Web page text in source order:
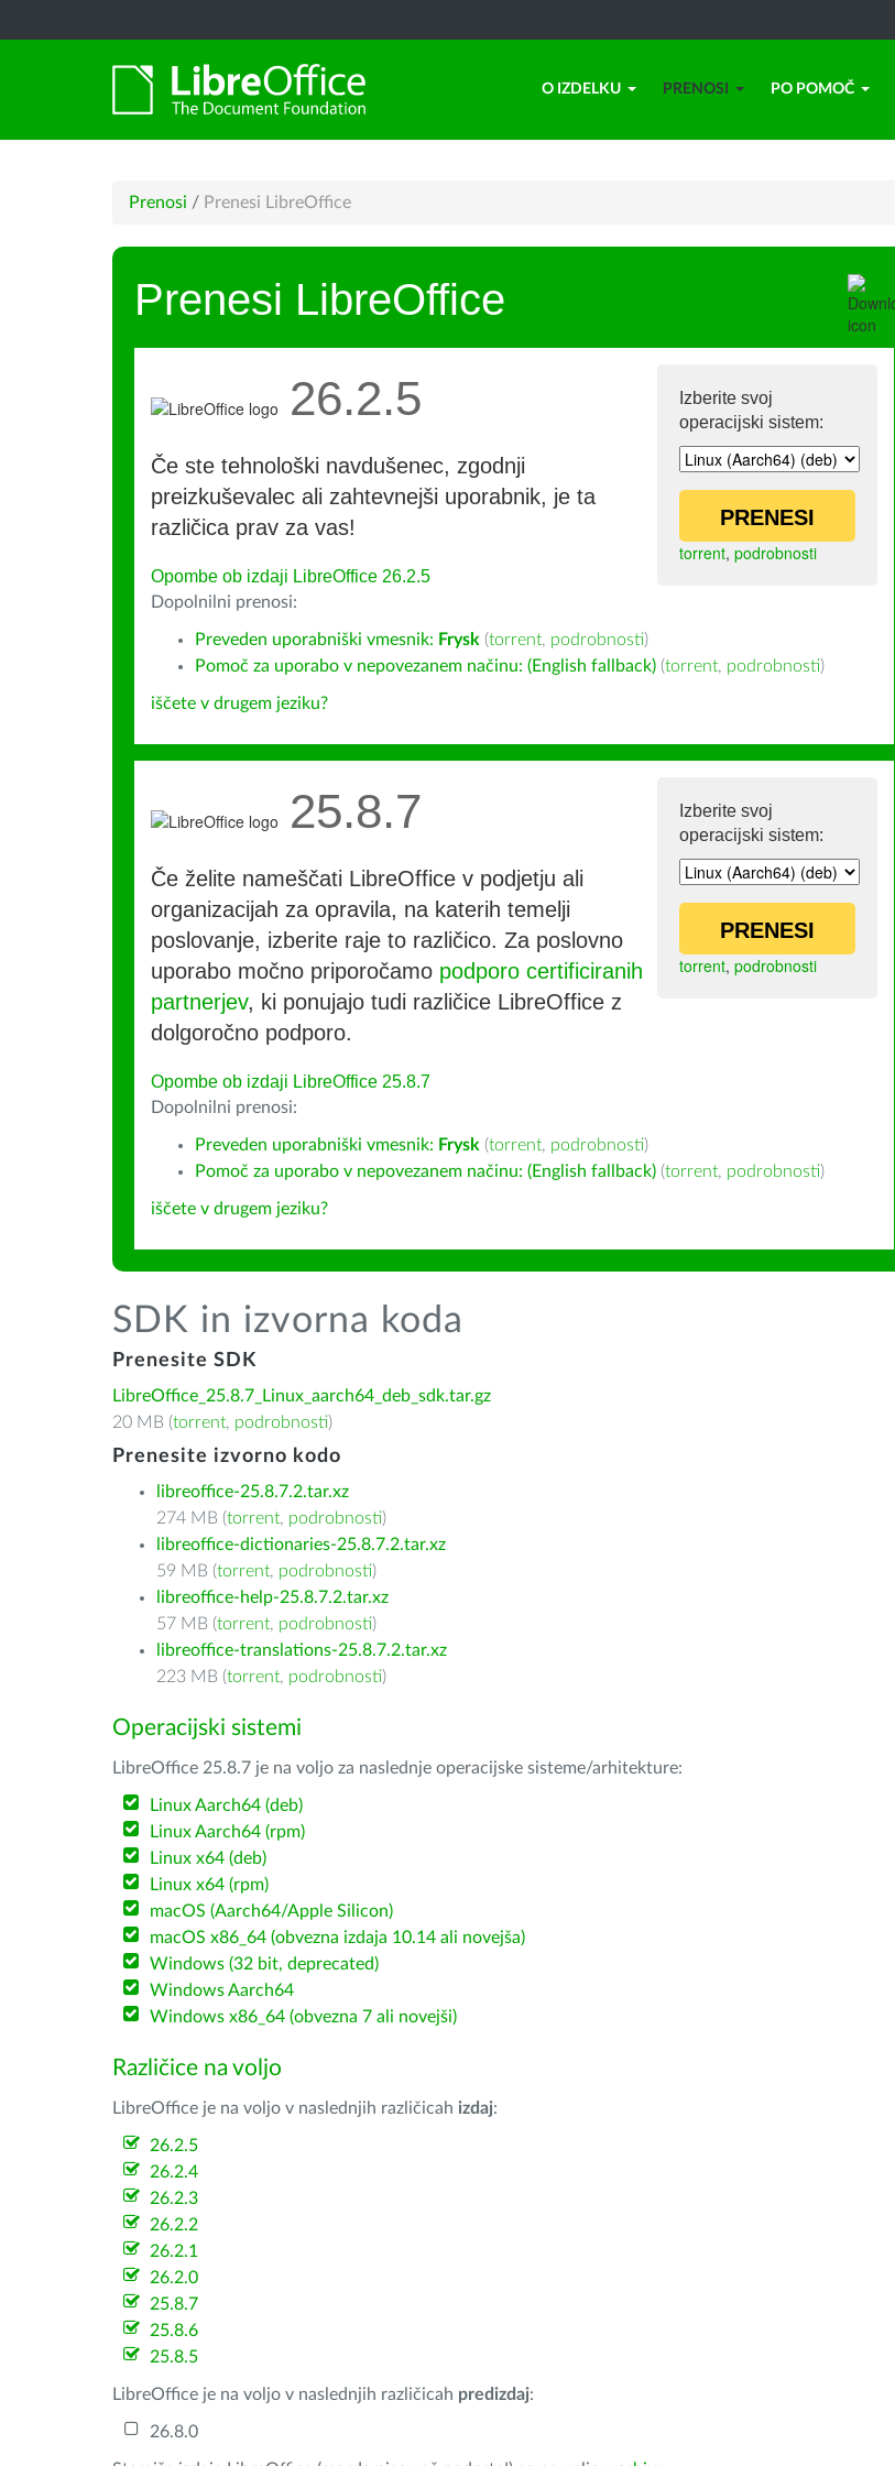
O IZDELKU PRENOSI PO POMOČ
Prenosi / Prenesi LibreOffice
Prenesi LibreOffice
Izberite svoj
operacijski sistem:
PRENESI
torrent, podrobnosti
26.2.5
Če ste tehnološki navdušenec, zgodnji
preizkuševalec ali zahtevnejši uporabnik, je ta
različica prav za vas!
Opombe ob izdaji LibreOffice 26.2.5
Dopolnilni prenosi:
Preveden uporabniški vmesnik: Frysk (torrent, podrobnosti)
Pomoč za uporabo v nepovezanem načinu: (English fallback) (torrent, podrobnosti)
iščete v drugem jeziku?
Izberite svoj
operacijski sistem:
PRENESI
torrent, podrobnosti
25.8.7
Če želite nameščati LibreOffice v podjetju ali
organizacijah za opravila, na katerih temelji
poslovanje, izberite raje to različico. Za poslovno
uporabo močno priporočamo podporo certificiranih
partnerjev, ki ponujajo tudi različice LibreOffice z
dolgoročno podporo.
Opombe ob izdaji LibreOffice 25.8.7
Dopolnilni prenosi:
Preveden uporabniški vmesnik: Frysk (torrent, podrobnosti)
Pomoč za uporabo v nepovezanem načinu: (English fallback) (torrent, podrobnosti)
iščete v drugem jeziku?
SDK in izvorna koda
Prenesite SDK
LibreOffice_25.8.7_Linux_aarch64_deb_sdk.tar.gz
20 MB (torrent, podrobnosti)
Prenesite izvorno kodo
libreoffice-25.8.7.2.tar.xz
274 MB (torrent, podrobnosti)
libreoffice-dictionaries-25.8.7.2.tar.xz
59 MB (torrent, podrobnosti)
libreoffice-help-25.8.7.2.tar.xz
57 MB (torrent, podrobnosti)
libreoffice-translations-25.8.7.2.tar.xz
223 MB (torrent, podrobnosti)
Operacijski sistemi
LibreOffice 25.8.7 je na voljo za naslednje operacijske sisteme/arhitekture:
Linux Aarch64 (deb)
Linux Aarch64 (rpm)
Linux x64 (deb)
Linux x64 (rpm)
macOS (Aarch64/Apple Silicon)
macOS x86_64 (obvezna izdaja 10.14 ali novejša)
Windows (32 bit, deprecated)
Windows Aarch64
Windows x86_64 (obvezna 7 ali novejši)
Različice na voljo
LibreOffice je na voljo v naslednjih različicah izdaj:
26.2.5
26.2.4
26.2.3
26.2.2
26.2.1
26.2.0
25.8.7
25.8.6
25.8.5
LibreOffice je na voljo v naslednjih različicah predizdaj:
26.8.0